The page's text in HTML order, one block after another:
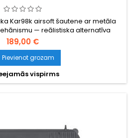
Kar98k airsoft šautene ar metāla
— reālistiska alternatīva
snaiperu šautenēm. Ielādējiet BB
aizslēgu, un izšautā čaula
atsperi, ~350 FPS / 1,14 J ar 0,20 g
1120 mm. Polimēra koka...
189,00 €
Pievienot grozam
vispirms